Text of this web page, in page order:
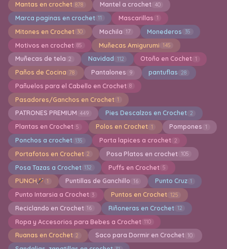
Mantas en crochet 878 Mantel a crochet 40
Marca paginas en crochet 11 Mascarillas 1
Mitones en Crochet 30 Mochila 17 Monederos 35
Motivos en crochet 85 Muñecas Amigurumi 145
Muñecas de tela 2 Navidad 112 Otoño en Cochet 1
Paños de Cocina 78 Pantalones 9 pantuflas 28
Pañuelos para el Cabello en Crochet 8
Pasadores/Ganchos en Crochet 1
PATRONES PREMIUM 449 Pies Descalzos en Crochet 2
Plantas en Crochet 5 Polos en Crochet 1 Pompones 1
Ponchos a crochet 135 Porta lapices a crochet 2
Portafotos en Crochet 2 Posa Platos en crochet 105
Posa Tazas a Crochet 132 Puffs en Crochet 5
PUNCH 1 Puntillas de Ganchillo 16 Punto Cruz 1
Punto Intarsia a Crochet 3 Puntos en Crochet 125
Reciclando en Crochet 16 Riñoneras en Crochet 12
Ropa y Accesorios para Bebes a Crochet 110
Ruanas en Crochet 2 Saco para Dormir en Crochet 10